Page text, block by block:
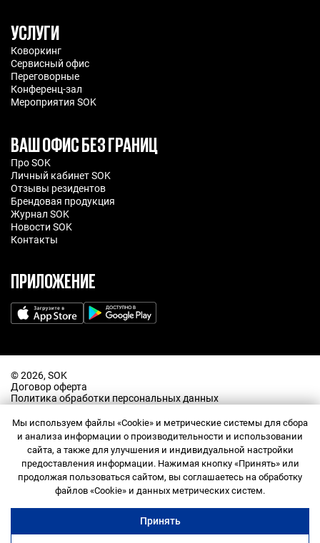
УСЛУГИ
Коворкинг
Сервисный офис
Переговорные
Конференц-зал
Мероприятия SOK
ВАШ ОФИС БЕЗ ГРАНИЦ
Про SOK
Личный кабинет SOK
Отзывы резидентов
Брендовая продукция
Журнал SOK
Новости SOK
Контакты
ПРИЛОЖЕНИЕ
©️ 2026, SOK
Договор оферта
Политика обработки персональных данных
Правила посещения
Правила использования промокодов
Согласие на обработку персональных данных
Договор оферта Сообщества
Правила Сообщества
Общество с ограниченной ответственностью «СОК ГРУП»
(ООО «СОК»)
Мы используем файлы «Cookie» и метрические системы для сбора
и анализа информации о производительности и использовании
сайта, а также для улучшения и индивидуальной настройки
предоставления информации. Нажимая кнопку «Принять» или
продолжая пользоваться сайтом, вы соглашаетесь на обработку
файлов «Cookie» и данных метрических систем.
Принять
Служба поддержки